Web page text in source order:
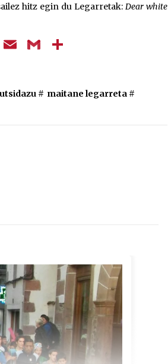
hitz egin du Legarretak: Dear white
Messenger
EmailGmail
# maitane legarreta #